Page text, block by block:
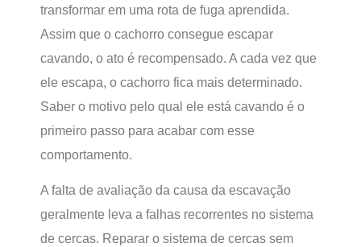
transformar em uma rota de fuga aprendida.
Assim que o cachorro consegue escapar
cavando, o ato é recompensado. A cada vez que
ele escapa, o cachorro fica mais determinado.
Saber o motivo pelo qual ele está cavando é o
primeiro passo para acabar com esse
comportamento.
A falta de avaliação da causa da escavação
geralmente leva a falhas recorrentes no sistema
de cercas. Reparar o sistema de cercas sem